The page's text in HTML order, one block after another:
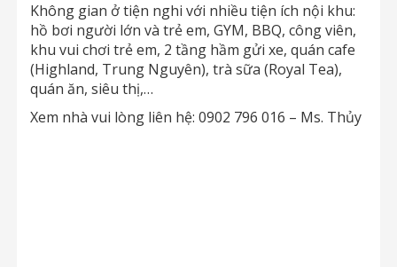
Không gian ở tiện nghi với nhiều tiện ích nội khu:
hồ bơi người lớn và trẻ em, GYM, BBQ, công viên,
khu vui chơi trẻ em, 2 tầng hầm gửi xe, quán cafe
(Highland, Trung Nguyên), trà sữa (Royal Tea),
quán ăn, siêu thị,…
Xem nhà vui lòng liên hệ: 0902 796 016 – Ms. Thủy